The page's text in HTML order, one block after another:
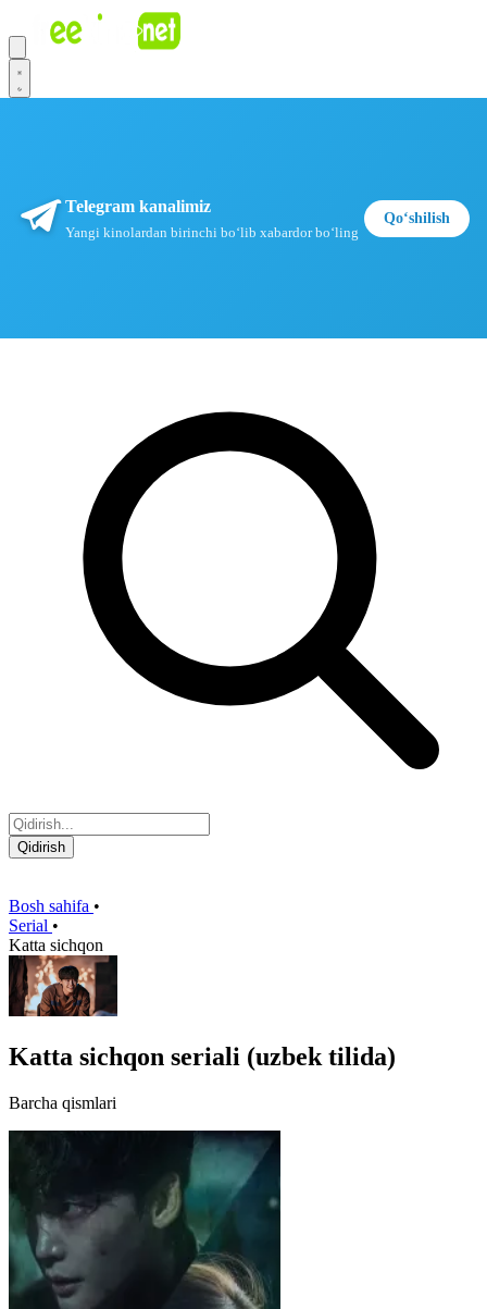
Qidirish
Bosh sahifa •
Serial •
Katta sichqon
Katta sichqon seriali (uzbek tilida)
Barcha qismlari
Telegram kanalimiz
Yangi kinolardan birinchi boʻlib xabardor boʻling
Qoʻshilish